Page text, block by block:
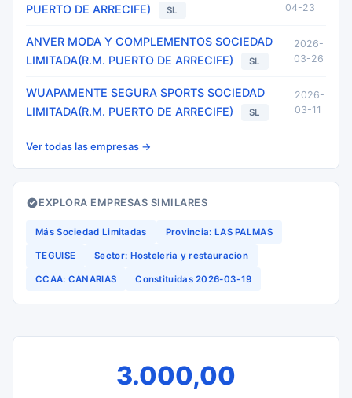
PUERTO DE ARRECIFE)
SL
04-23
ANVER MODA Y COMPLEMENTOS SOCIEDAD
LIMITADA(R.M. PUERTO DE ARRECIFE)
SL
2026-
03-26
WUAPAMENTE SEGURA SPORTS SOCIEDAD
LIMITADA(R.M. PUERTO DE ARRECIFE)
SL
2026-
03-11
Ver todas las empresas →
EXPLORA EMPRESAS SIMILARES
Más Sociedad Limitadas Provincia: LAS PALMAS
TEGUISE Sector: Hosteleria y restauracion
CCAA: CANARIAS Constituidas 2026-03-19
3.000,00